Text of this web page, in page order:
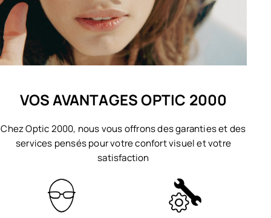
VOS AVANTAGES OPTIC 2000
Chez Optic 2000, nous vous offrons des garanties et des
services pensés pour votre confort visuel et votre
satisfaction